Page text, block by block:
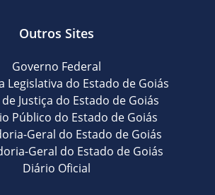
Outros Sites
Governo Federal
Legislativa do Estado de Goiás
Justiça do Estado de Goiás
Público do Estado de Goiás
Geral do Estado de Goiás
Geral do Estado de Goiás
Diário Oficial